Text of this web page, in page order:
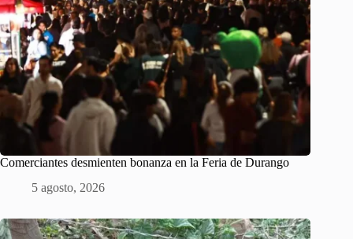
Comerciantes desmienten bonanza en la Feria de Durango
5 agosto, 2026